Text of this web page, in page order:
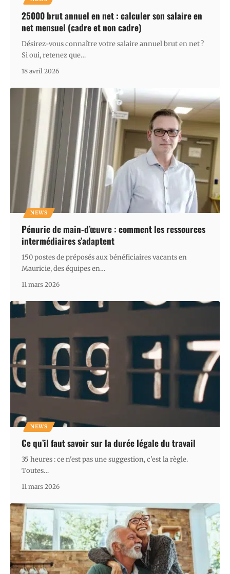
25000 brut annuel en net : calculer son salaire en
net mensuel (cadre et non cadre)
Désirez-vous connaître votre salaire annuel brut en net ?
Si oui, retenez que…
18 avril 2026
NEWS
Pénurie de main-d’œuvre : comment les ressources
intermédiaires s’adaptent
150 postes de préposés aux bénéficiaires vacants en
Mauricie, des équipes en…
11 mars 2026
NEWS
Ce qu’il faut savoir sur la durée légale du travail
35 heures : ce n'est pas une suggestion, c'est la règle.
Toutes…
11 mars 2026